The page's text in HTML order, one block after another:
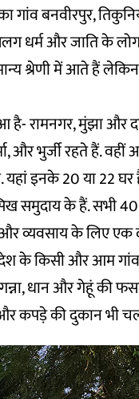
गांव बनवीरपुर,
धर्म और जाति के
श्रेणी में आते हैं
है- रामनगर, मुंझा और
और भुर्जी रहते हैं.
यहां इनके 20 या 22
समुदाय के हैं. सभी
व्यवसाय के लिए एक
के किसी और आम
धान और गेहूं की
कपड़े की दुकान भी